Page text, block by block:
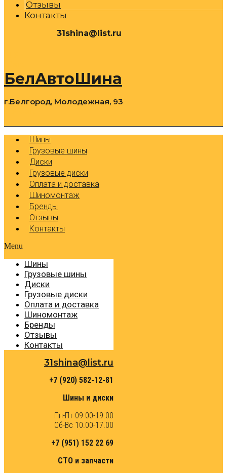
Отзывы
Контакты
31shina@list.ru
БелАвтоШина
г.Белгород, Молодежная, 93
Шины
Грузовые шины
Диски
Грузовые диски
Оплата и доставка
Шиномонтаж
Бренды
Отзывы
Контакты
Menu
Шины
Грузовые шины
Диски
Грузовые диски
Оплата и доставка
Шиномонтаж
Бренды
Отзывы
Контакты
31shina@list.ru
+7 (920) 582-12-81
Шины и диски
Пн-Пт 09.00-19.00
Сб-Вс 10.00-17.00
+7 (951) 152 22 69
СТО и запчасти